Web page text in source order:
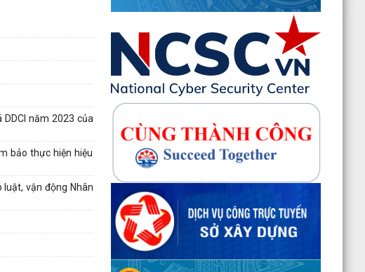
năm 2023 của
bảo thực hiện hiệu
vận động Nhân
20 căn nhà ở thấp tầng tại Khu dân cư Hồng
Phong đủ điều kiện đưa vào kinh doanh - Văn
270 căn nhà ở thấp tầng tại Dự án Khu đô thị
mới phường Thủy Nguyên đủ điều kiện đưa
vào kinh doanh...
Công bố danh mục thủ tục hành chính được
sửa đổi, bổ sung, thay thế, bị bãi bỏ thuộc
phạm vi chức...
Kê khai giá hàng hóa, dịch vụ bán trong nước